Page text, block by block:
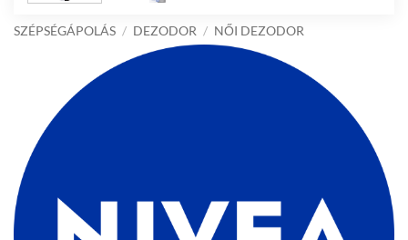
SZÉPSÉGÁPOLÁS / DEZODOR / NŐI DEZODOR